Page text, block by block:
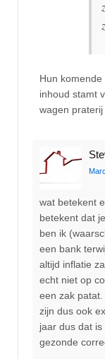
Hun
inhoud stamt
wagen praterij
wat betekent
betekent dat
ben ik
een bank
altijd inflatie
echt niet op
een zak
zijn dus ook
jaar dus dat
gezonde